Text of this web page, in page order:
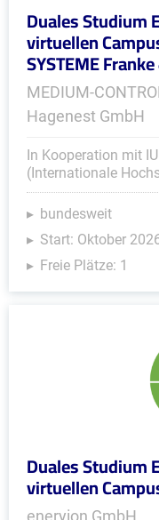
Duales Studium
virtuellen
SYSTEME
MEDIUM-
Hagenest GmbH
In Kooperation mit
(Internationale
bundesweit
Start: Oktober
Freie Plätze: 1
Duales Studium
virtuellen
eneryion GmbH